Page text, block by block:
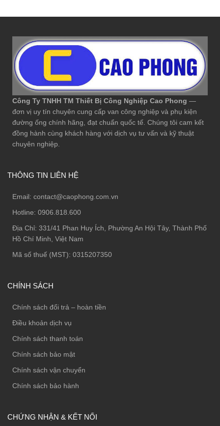
Công Ty TNHH TM Thiết Bị Công Nghiệp Cao Phong —
đơn vị uy tín chuyên cung cấp van công nghiệp và phụ kiện
đường ống chính hãng, đạt chuẩn quốc tế. Chúng tôi cam kết
đồng hành cùng khách hàng với dịch vụ tư vấn và kỹ thuật
chuyên nghiệp.
THÔNG TIN LIÊN HỆ
Email: contact@caophong.com.vn
Hotline: 0906.818.600
Địa Chỉ: 331/41 Phan Huy Ích, Phường An Hội Tây, Thành Phố
Hồ Chí Minh, Việt Nam
Mã số thuế (MST): 0315207350
CHÍNH SÁCH
Chính sách đổi trả – hoàn tiền
Điều khoản dịch vụ
Chính sách thanh toán
Chính sách bảo mật
Chính sách vận chuyển
Chính sách bảo hành
CHỨNG NHẬN & KẾT NỐI